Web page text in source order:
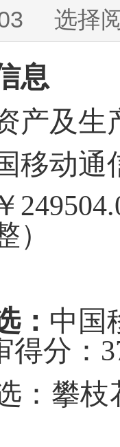
选择
息
产及生
移动通
）
： 中国
得分：
：攀